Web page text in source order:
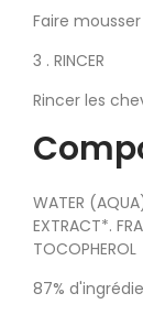
Faire
3 . RINCER
Rincer les
WATER
EXTRACT*.
TOCOPHEROL
87%